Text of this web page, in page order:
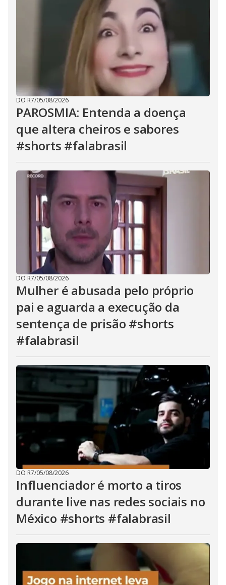
DO R7/05/08/2026
PAROSMIA: Entenda a doença
que altera cheiros e sabores
#shorts #falabrasil
DO R7/05/08/2026
Mulher é abusada pelo próprio
pai e aguarda a execução da
sentença de prisão #shorts
#falabrasil
DO R7/05/08/2026
Influenciador é morto a tiros
durante live nas redes sociais no
México #shorts #falabrasil